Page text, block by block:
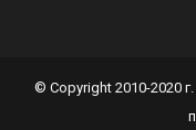
© Copyright 2010-2020